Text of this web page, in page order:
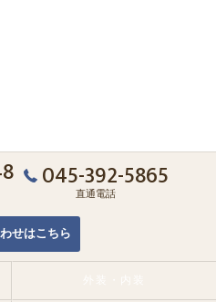
045-392-5865
直通電話
せはこちら